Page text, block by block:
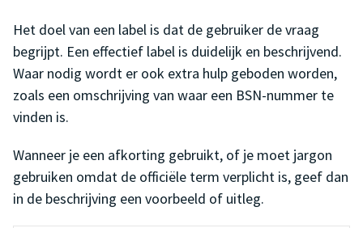
Het doel van een label is dat de gebruiker de vraag
begrijpt. Een effectief label is duidelijk en beschrijvend.
Waar nodig wordt er ook extra hulp geboden worden,
zoals een omschrijving van waar een BSN-nummer te
vinden is.
Wanneer je een afkorting gebruikt, of je moet jargon
gebruiken omdat de officiële term verplicht is, geef dan
in de beschrijving een voorbeeld of uitleg.